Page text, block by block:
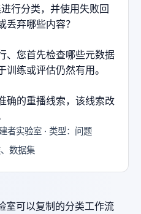
行分类，并使用失败回
丢弃哪些内容？
、您首先检查哪些元数据
练或评估仍然有用。
确的重播线索，该线索改
者实验室 · 类型：问题
数据集
室可以复制的分类工作流